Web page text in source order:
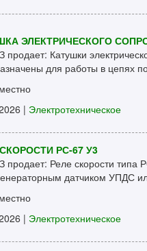
ЭЛЕКТРИЧЕСКОГО
Катушки
для работы в цепях
| Электротехническое
РС-67 У3
Реле скорости типа
датчиком УПДС
| Электротехническое